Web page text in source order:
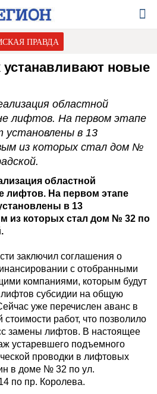
ПРАВДА
новые
областной
лифтов. На первом этапе
в 13
из которых стал дом №
областной
лифтов. На первом этапе
в 13
из которых стал дом № 32 по
заключил соглашения о
с отобранными
компаниями, которым будут
субсидии на общую
уже перечислен аванс в
работ, что позволило
замены лифтов. В настоящее
устаревшего подъемного
проводки в лифтовых
в доме № 32 по ул.
по пр. Королева.